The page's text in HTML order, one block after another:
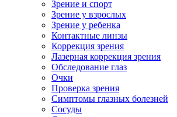
Зрение и спорт
Зрение у взрослых
Зрение у ребенка
Контактные линзы
Коррекция зрения
Лазерная коррекция зрения
Обследование глаз
Очки
Проверка зрения
Симптомы глазных болезней
Сосуды